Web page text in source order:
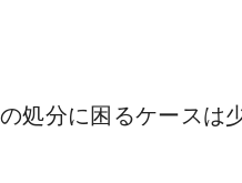
処分に困るケースは